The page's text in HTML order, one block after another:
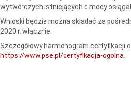
wytwórczych istniejących o mocy
Wnioski będzie można składać za
2020 r. włącznie.
Szczegółowy harmonogram certyfikacji
https://www.pse.pl/certyfikacja-ogolna